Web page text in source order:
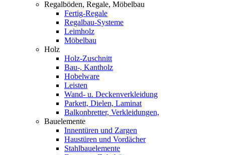
Regalböden, Regale, Möbelbau
Fertig-Regale
Regalbau-Systeme
Leimholz
Möbelbau
Holz
Holz-Zuschnitt
Bau-, Kantholz
Hobelware
Leisten
Wand- u. Deckenverkleidung
Parkett, Dielen, Laminat
Balkonbretter, Verkleidungen,
Bauelemente
Innentüren und Zargen
Haustüren und Vordächer
Stahlbauelemente